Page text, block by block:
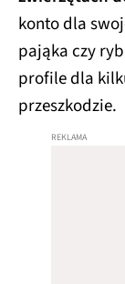
konto dla
pająka czy
profile dla
przeszkodzie.